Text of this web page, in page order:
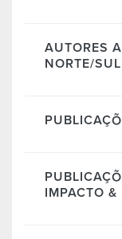
AUTORES
NORTE/
IMPACTO &